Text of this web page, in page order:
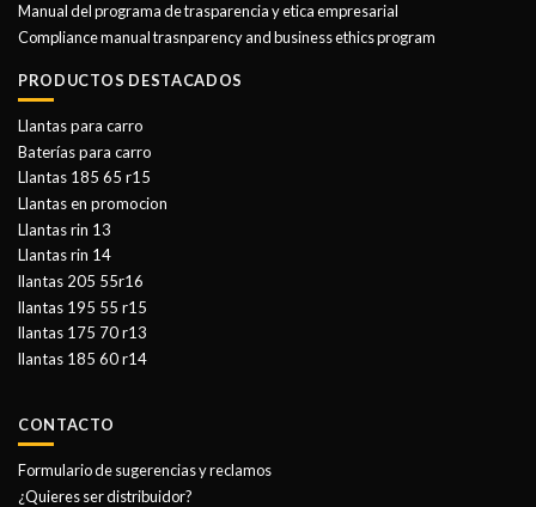
Manual del programa de trasparencia y etica empresarial
Compliance manual trasnparency and business ethics program
PRODUCTOS DESTACADOS
Llantas para carro
Baterías para carro
Llantas 185 65 r15
Llantas en promocion
Llantas rin 13
Llantas rin 14
llantas 205 55r16
llantas 195 55 r15
llantas 175 70 r13
llantas 185 60 r14
CONTACTO
Formulario de sugerencias y reclamos
¿Quieres ser distribuidor?